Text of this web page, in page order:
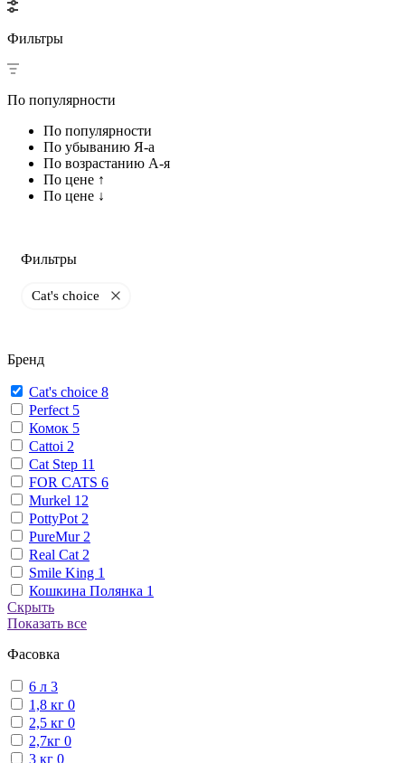
Фильтры
По популярности
По популярности
По убыванию Я-а
По возрастанию А-я
По цене ↑
По цене ↓
Фильтры
Cat's choice
Бренд
Cat's choice 8
Perfect 5
Комок 5
Cattoi 2
Cat Step 11
FOR CATS 6
Murkel 12
PottyPot 2
PureMur 2
Real Cat 2
Smile King 1
Кошкина Полянка 1
Скрыть
Показать все
Фасовка
6 л 3
1,8 кг 0
2,5 кг 0
2,7кг 0
3 кг 0